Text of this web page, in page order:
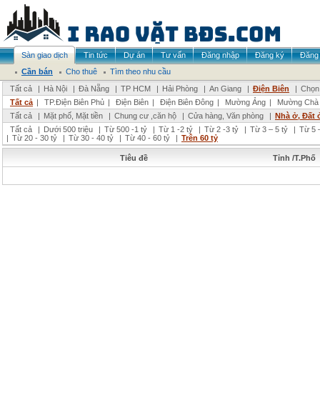
Sàn giao dịch Tin tức Dự án Tư vấn Đăng nhập Đăng ký
Đăng
Cần bán
Cho thuê
Tìm theo nhu cầu
Tất cả
| Hà Nội | Đà Nẵng | TP HCM | Hải Phòng | An Giang | Điện Biên |
Tất cả | TP.Điện Biên Phủ | Điện Biên | Điện Biên Đông | Mường Ảng |
Mường Chà
Tất cả
| Mặt phố, Mặt tiền | Chung cư ,căn hộ | Cửa hàng, Văn phòng | Nhà ở, Đất
Tất cả
| Dưới 500 triệu | Từ 500 -1 tỷ | Từ 1 -2 tỷ | Từ 2 -3 tỷ | Từ 3 – 5 tỷ | Từ 5
| Từ 20 - 30 tỷ | Từ 30 - 40 tỷ | Từ 40 - 60 tỷ | Trên 60 tỷ
Tiêu đề Tỉnh /T.Phố